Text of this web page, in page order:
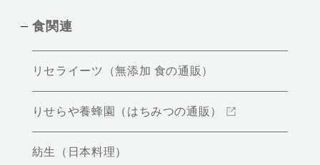
食関連
リセライーツ（無添加 食の通販）
りせらや養蜂園（はちみつの通販）
紡生（日本料理）